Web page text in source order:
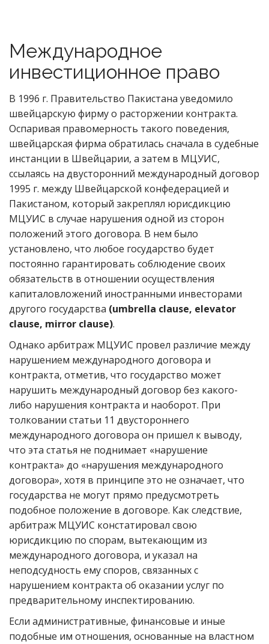
Международное
инвестиционное право
В 1996 г. Правительство Пакистана уведомило
швейцарскую фирму о расторжении контракта.
Оспаривая правомерность такого поведения,
швейцарская фирма обратилась сначала в судебные
инстанции в Швейцарии, а затем в МЦУИС,
ссылаясь на двусторонний международный договор
1995 г. между Швейцарской конфедерацией и
Пакистаном, который закреплял юрисдикцию
МЦУИС в случае нарушения одной из сторон
положений этого договора. В нем было
установлено, что любое государство будет
постоянно гарантировать соблюдение своих
обязательств в отношении осуществления
капиталовложений иностранными инвесторами
другого государства (umbrella clause, elevator
clause, mirror clause).
Однако арбитраж МЦУИС провел различие между
нарушением международного договора и
контракта, отметив, что государство может
нарушить международный договор без какого-
либо нарушения контракта и наоборот. При
толковании статьи 11 двустороннего
международного договора он пришел к выводу,
что эта статья не поднимает «нарушение
контракта» до «нарушения международного
договора», хотя в принципе это не означает, что
государства не могут прямо предусмотреть
подобное положение в договоре. Как следствие,
арбитраж МЦУИС констатировал свою
юрисдикцию по спорам, вытекающим из
международного договора, и указал на
неподсудность ему споров, связанных с
нарушением контракта об оказании услуг по
предварительному инспектированию.
Если административные, финансовые и иные
подобные им отношения, основанные на властном